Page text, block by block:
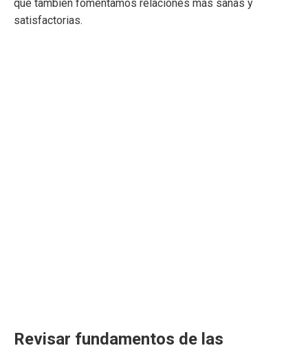
que también fomentamos relaciones más sanas y
satisfactorias.
Revisar fundamentos de las